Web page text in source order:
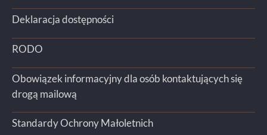
Deklaracja dostępności
RODO
Obowiązek informacyjny dla osób kontaktujących się
drogą mailową
Standardy Ochrony Małoletnich